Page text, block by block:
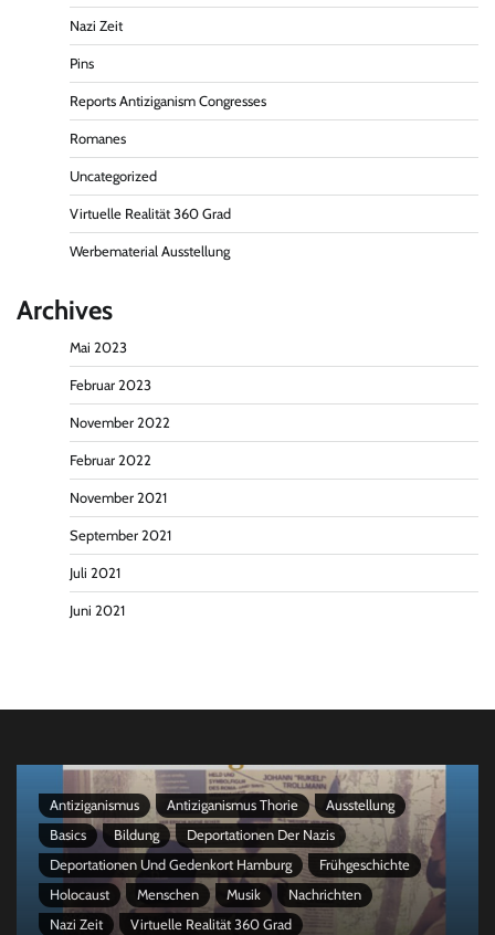
Nazi Zeit
Pins
Reports Antiziganism Congresses
Romanes
Uncategorized
Virtuelle Realität 360 Grad
Werbematerial Ausstellung
Archives
Mai 2023
Februar 2023
November 2022
Februar 2022
November 2021
September 2021
Juli 2021
Juni 2021
Antiziganismus Antiziganismus Thorie
Ausstellung
Basics
Bildung
Deportationen Der Nazis
Deportationen Und Gedenkort Hamburg
Frühgeschichte
Holocaust
Menschen Musik
Nachrichten
Nazi Zeit
Virtuelle Realität 360 Grad